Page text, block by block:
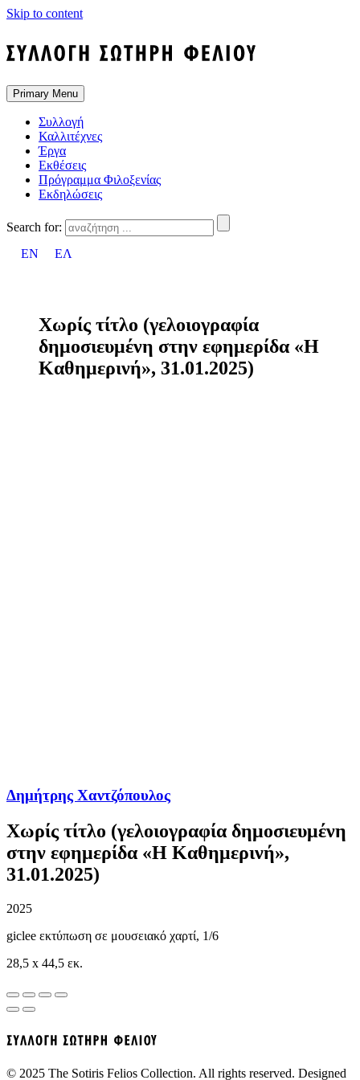
Skip to content
Primary Menu
Συλλογή
Καλλιτέχνες
Έργα
Εκθέσεις
Πρόγραμμα Φιλοξενίας
Εκδηλώσεις
Search for:
EN
ΕΛ
Χωρίς τίτλο (γελοιογραφία
δημοσιευμένη στην εφημερίδα «Η
Καθημερινή», 31.01.2025)
Δημήτρης Χαντζόπουλος
Χωρίς τίτλο (γελοιογραφία δημοσιευμένη
στην εφημερίδα «Η Καθημερινή»,
31.01.2025)
2025
giclee εκτύπωση σε μουσειακό χαρτί, 1/6
28,5 x 44,5 εκ.
© 2025 The Sotiris Felios Collection. All rights reserved. Designed